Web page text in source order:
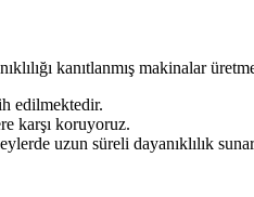
kanıtlanmış makinalar
edilmektedir.
karşı koruyoruz.
uzun süreli dayanıklılık